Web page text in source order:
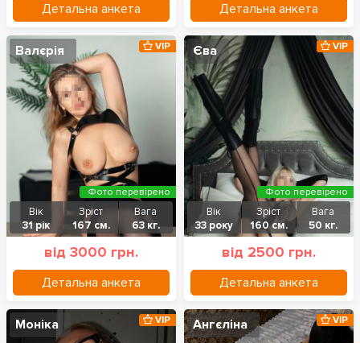
Детальна анкета Детальна анкета
Валєрія
Вік
31 рік
Зріст
167 см.
Вага
63 кг.
від 3000 грн.
Детальна анкета
VIP
Фото перевірено
Єва
Вік
33 року
Зріст
160 см.
Вага
50 кг.
від 2500 грн.
Детальна анкета
VIP
Фото перевірено
Моніка VIP Ангєліна VIP